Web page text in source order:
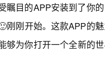
瞩目的APP安装到了你
刚刚开始。这款APP的
够为你打开一个全新的